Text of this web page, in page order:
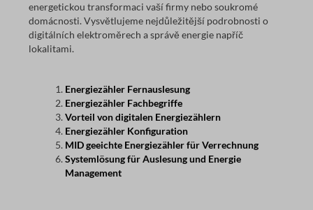
energetickou transformaci vaší firmy nebo soukromé
domácnosti. Vysvětlujeme nejdůležitější podrobnosti o
digitálních elektroměrech a správě energie napříč
lokalitami.
Energiezähler Fernauslesung
Energiezähler Fachbegriffe
Vorteil von digitalen Energiezählern
Energiezähler Konfiguration
MID geeichte Energiezähler für Verrechnung
Systemlösung für Auslesung und Energie
Management